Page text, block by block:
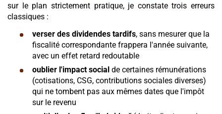
sur le plan strictement pratique, je constate trois erreurs
classiques :
verser des dividendes tardifs, sans mesurer que la
fiscalité correspondante frappera l'année suivante,
avec un effet retard redoutable
oublier l'impact social de certaines rémunérations
(cotisations, CSG, contributions sociales diverses)
qui ne tombent pas aux mêmes dates que l'impôt
sur le revenu